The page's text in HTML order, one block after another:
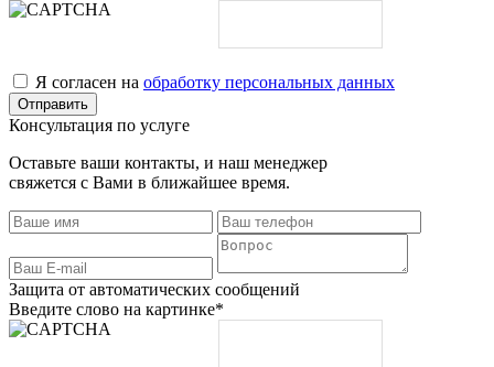
Я согласен на обработку персональных данных
Консультация по услуге
Оставьте ваши контакты, и наш менеджер
свяжется с Вами в ближайшее время.
Защита от автоматических сообщений
Введите слово на картинке*